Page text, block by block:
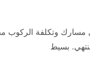
وتكلفة الركوب
بسيط